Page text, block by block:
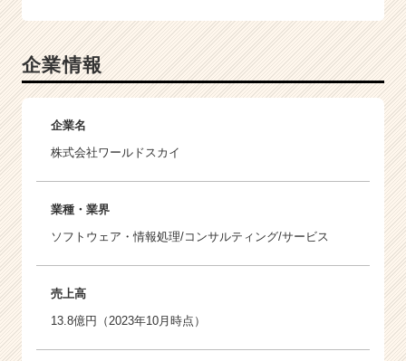
企業情報
企業名
株式会社ワールドスカイ
業種・業界
ソフトウェア・情報処理/コンサルティング/サービス
売上高
13.8億円（2023年10月時点）